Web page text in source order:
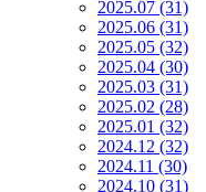
2025.07 (31)
2025.06 (31)
2025.05 (32)
2025.04 (30)
2025.03 (31)
2025.02 (28)
2025.01 (32)
2024.12 (32)
2024.11 (30)
2024.10 (31)